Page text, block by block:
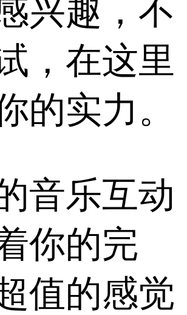
兴趣，不
，在这里
的实力。
音乐互动
你的完
值的感觉